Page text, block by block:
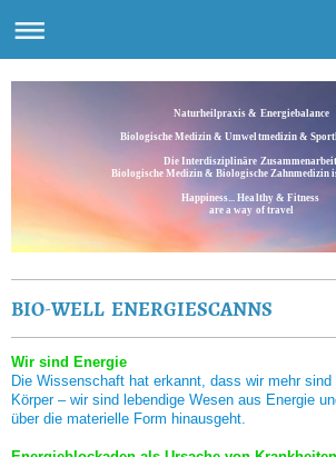
Naturheilpraxis & Energiebalance
Biologische Medizin & Umweltmedizin &
Die Interdisziplinäre Zusammenarbeit
Biologische Medizin & Biologische Zahnmedizin
Happiness... Healthy & Fitness
are a way of travel
BIO-WELL ENERGIESCANNS
Wir sind Energie
Die Wissenschaft hat erkannt, dass wir mehr
Körper – wir sind lebendige Wesen aus Energie
über die materielle Form hinausgeht.